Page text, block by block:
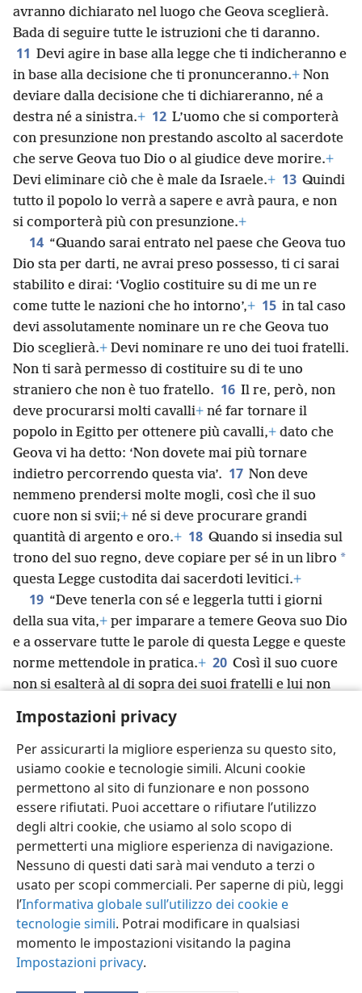
Impostazioni privacy
Per assicurarti la migliore esperienza su questo sito,
usiamo cookie e tecnologie simili. Alcuni cookie
permettono al sito di funzionare e non possono
essere rifiutati. Puoi accettare o rifiutare l’utilizzo
degli altri cookie, che usiamo al solo scopo di
permetterti una migliore esperienza di navigazione.
Nessuno di questi dati sarà mai venduto a terzi o
usato per scopi commerciali. Per saperne di più, leggi
l’Informativa globale sull’utilizzo dei cookie e
tecnologie simili. Potrai modificare in qualsiasi
momento le impostazioni visitando la pagina
Impostazioni privacy.
avranno dichiarato nel luogo che Geova sceglierà.
Bada di seguire tutte le istruzioni che ti daranno.
11 Devi agire in base alla legge che ti indicheranno e
in base alla decisione che ti pronunceranno.+ Non
deviare dalla decisione che ti dichiareranno, né a
destra né a sinistra.+ 12 L’uomo che si comporterà
con presunzione non prestando ascolto al sacerdote
che serve Geova tuo Dio o al giudice deve morire.+
Devi eliminare ciò che è male da Israele.+ 13 Quindi
tutto il popolo lo verrà a sapere e avrà paura, e non
si comporterà più con presunzione.+
14 “Quando sarai entrato nel paese che Geova tuo
Dio sta per darti, ne avrai preso possesso, ti ci sarai
stabilito e dirai: ‘Voglio costituire su di me un re
come tutte le nazioni che ho intorno’,+ 15 in tal caso
devi assolutamente nominare un re che Geova tuo
Dio sceglierà.+ Devi nominare re uno dei tuoi fratelli.
Non ti sarà permesso di costituire su di te uno
straniero che non è tuo fratello. 16 Il re, però, non
deve procurarsi molti cavalli+ né far tornare il
popolo in Egitto per ottenere più cavalli,+ dato che
Geova vi ha detto: ‘Non dovete mai più tornare
indietro percorrendo questa via’. 17 Non deve
nemmeno prendersi molte mogli, così che il suo
cuore non si svii;+ né si deve procurare grandi
quantità di argento e oro.+ 18 Quando si insedia sul
trono del suo regno, deve copiare per sé in un libro *
questa Legge custodita dai sacerdoti levitici.+
19 “Deve tenerla con sé e leggerla tutti i giorni
della sua vita,+ per imparare a temere Geova suo Dio
e a osservare tutte le parole di questa Legge e queste
norme mettendole in pratica.+ 20 Così il suo cuore
non si esalterà al di sopra dei suoi fratelli e lui non
sinistra, in modo da rimanere a lungo a capo del suo
regno, lui e i suoi figli, in mezzo a Israele.
Italiano Condividi Impostazioni
Copyright© 2026 Watch Tower Bible and Tract Society of Pennsylvania
Condizioni d’uso Informativa sulla privacy
Impostazioni privacy
JW.ORG
Accedi